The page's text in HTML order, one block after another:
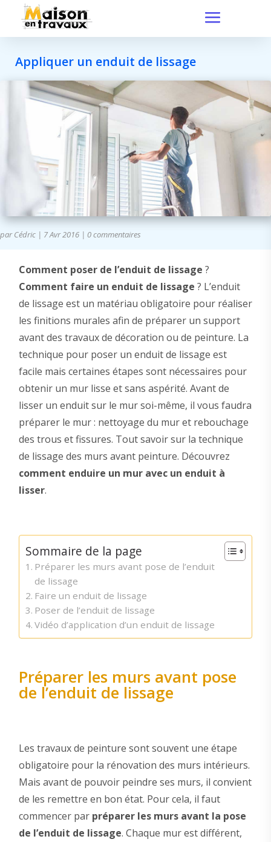
Appliquer un enduit de lissage
parCédric | 7 Avr 2016 | 0 commentaires
Comment poser de l’enduit de lissage ?
Comment faire un enduit de lissage ? L’enduit
de lissage est un matériau obligatoire pour réaliser
les finitions murales afin de préparer un support
avant des travaux de décoration ou de peinture. La
technique pour poser un enduit de lissage est
facile mais certaines étapes sont nécessaires pour
obtenir un mur lisse et sans aspérité. Avant de
lisser un enduit sur le mur soi-même, il vous faudra
préparer le mur : nettoyage du mur et rebouchage
des trous et fissures. Tout savoir sur la technique
de lissage des murs avant peinture. Découvrez
comment enduire un mur avec un enduit à
lisser.
Sommaire de la page
Préparer les murs avant pose de l’enduit
de lissage
Faire un enduit de lissage
Poser de l’enduit de lissage
Vidéo d’application d’un enduit de lissage
Préparer les murs avant pose
de l’enduit de lissage
Les travaux de peinture sont souvent une étape
obligatoire pour la rénovation des murs intérieurs.
Mais avant de pouvoir peindre ses murs, il convient
de les remettre en bon état. Pour cela, il faut
commencer par préparer les murs avant la pose
de l’enduit de lissage. Chaque mur est différent,